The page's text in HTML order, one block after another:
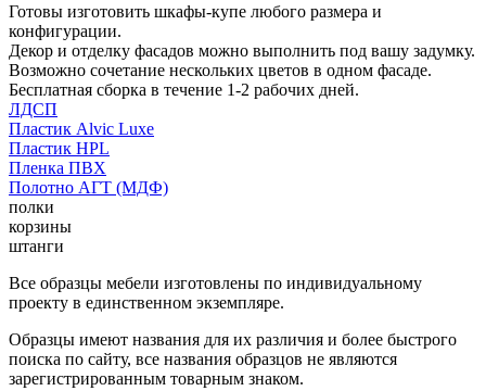
Готовы изготовить шкафы-купе любого размера и
конфигурации.
Декор и отделку фасадов можно выполнить под вашу задумку.
Возможно сочетание нескольких цветов в одном фасаде.
Бесплатная сборка в течение 1-2 рабочих дней.
ЛДСП
Пластик Alvic Luxe
Пластик HPL
Пленка ПВХ
Полотно АГТ (МДФ)
полки
корзины
штанги
Все образцы мебели изготовлены по индивидуальному
проекту в единственном экземпляре.
Образцы имеют названия для их различия и более быстрого
поиска по сайту, все названия образцов не являются
зарегистрированным товарным знаком.